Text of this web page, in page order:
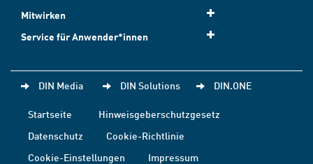
Mitwirken
Service für Anwender*innen
DIN Media DIN Solutions DIN.ONE
Startseite
Hinweisgeberschutzgesetz
Datenschutz
Cookie-Richtlinie
Cookie-Einstellungen
Impressum